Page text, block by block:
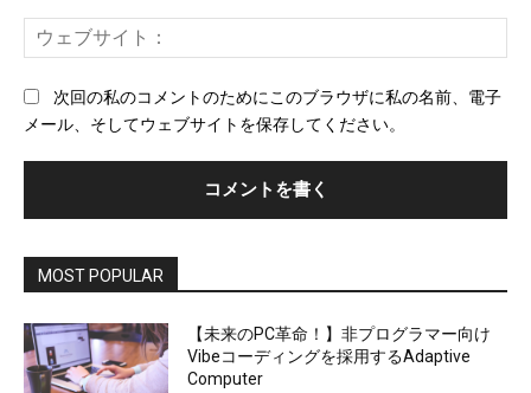
ー
*ェ
次回の私のコメントのためにこのブラウザに私の名前、電子
メール、そしてウェブサイトを保存してください。
MOST POPULAR
【未来のPC革命！】非プログラマー向け
Vibeコーディングを採用するAdaptive
Computer